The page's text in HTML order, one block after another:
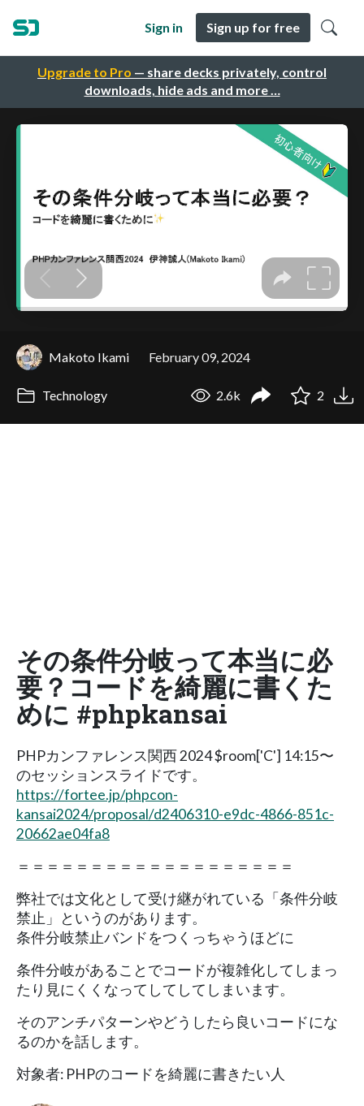
Upgrade to Pro — share decks privately, control
downloads, hide ads and more …
Sign in Sign up for free
Makoto Ikami February 09, 2024
Technology 2.6k 2
その条件分岐って本当に必
要？コードを綺麗に書くた
めに #phpkansai
PHPカンファレンス関西 2024 $room['C'] 14:15〜
のセッションスライドです。
https://fortee.jp/phpcon-
kansai2024/proposal/d2406310-e9dc-4866-851c-
20662ae04fa8
＝＝＝＝＝＝＝＝＝＝＝＝＝＝＝＝＝＝＝
弊社では文化として受け継がれている「条件分岐
禁止」というのがあります。
条件分岐禁止バンドをつくっちゃうほどに
条件分岐があることでコードが複雑化してしまっ
たり見にくくなってしてしてしまいます。
そのアンチパターンやどうしたら良いコードにな
るのかを話します。
対象者: PHPのコードを綺麗に書きたい人